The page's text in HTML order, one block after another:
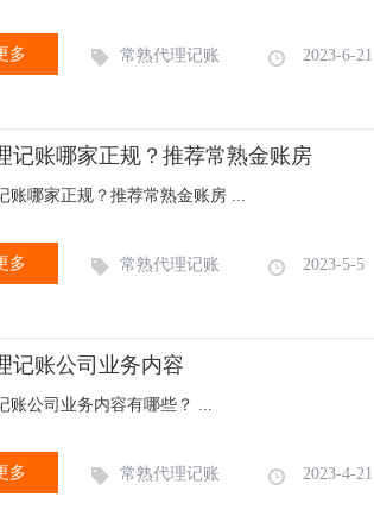
多 常熟代理记账 2023-6-21
记账哪家正规？推荐常熟金账房
账哪家正规？推荐常熟金账房 ...
多 常熟代理记账 2023-5-5
记账公司业务内容
账公司业务内容有哪些？ ...
多 常熟代理记账 2023-4-21